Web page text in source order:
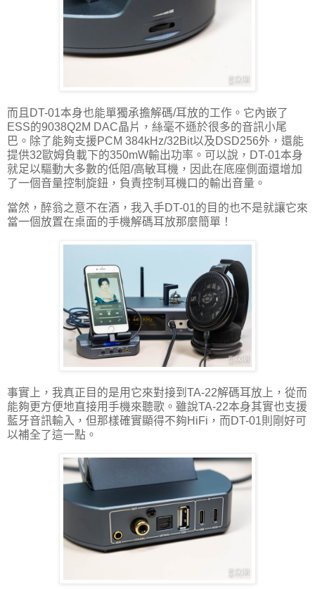
而且DT-01本身也能單獨承擔解碼/耳放的工作。它內嵌了
ESS的9038Q2M DAC晶片，絲毫不遜於很多的音訊小尾
巴。除了能夠支援PCM 384kHz/32Bit以及DSD256外，還能
提供32歐姆負載下的350mW輸出功率。可以說，DT-01本身
就足以驅動大多數的低阻/高敏耳機，因此在底座側面還增加
了一個音量控制旋鈕，負責控制耳機口的輸出音量。
當然，醉翁之意不在酒，我入手DT-01的目的也不是就讓它來
當一個放置在桌面的手機解碼耳放那麼簡單！
事實上，我真正目的是用它來對接到TA-22解碼耳放上，從而
能夠更方便地直接用手機來聽歌。雖說TA-22本身其實也支援
藍牙音訊輸入，但那樣確實顯得不夠HiFi，而DT-01則剛好可
以補全了這一點。